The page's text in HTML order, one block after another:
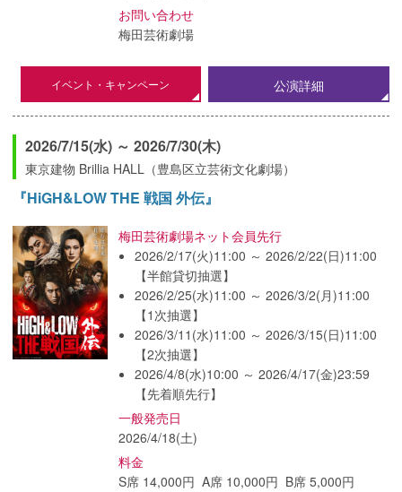
お問い合わせ
梅田芸術劇場
イベント・キャンペーン 公演詳細
2026/7/15(水) ～ 2026/7/30(木)
東京建物 Brillia HALL（豊島区立芸術文化劇場）
『HiGH&LOW THE 戦国 外伝』
梅田芸術劇場ネット会員先行
2026/2/17(火)11:00 ～ 2026/2/22(日)11:00
【半館貸切抽選】
2026/2/25(水)11:00 ～ 2026/3/2(月)11:00
【1次抽選】
2026/3/11(水)11:00 ～ 2026/3/15(日)11:00
【2次抽選】
2026/4/8(水)10:00 ～ 2026/4/17(金)23:59
【先着順先行】
一般発売日
2026/4/18(土)
料金
S席 14,000円 A席 10,000円 B席 5,000円